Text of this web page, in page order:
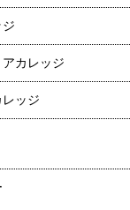
カレッジ
ッジ